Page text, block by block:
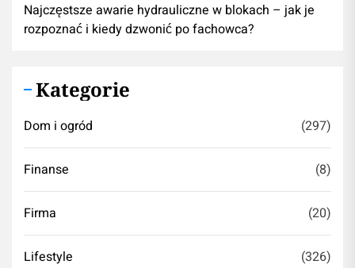
Najczęstsze awarie hydrauliczne w blokach – jak je
rozpoznać i kiedy dzwonić po fachowca?
Kategorie
Dom i ogród (297)
Finanse (8)
Firma (20)
Lifestyle (326)